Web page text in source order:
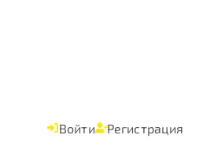
Войти Регистрация